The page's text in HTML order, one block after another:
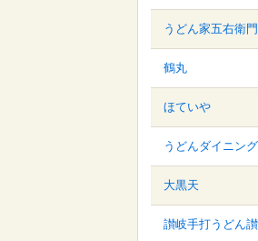
うどん家五右衛門
鶴丸
ほていや
うどんダイニン
大黒天
讃岐手打うどん